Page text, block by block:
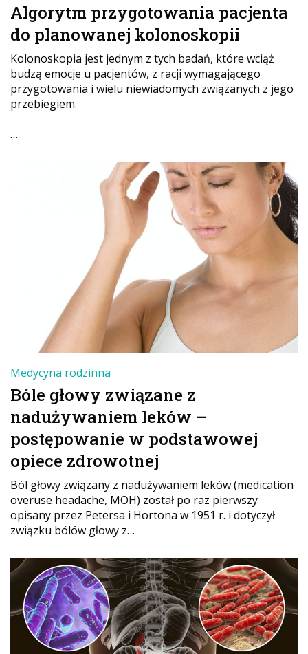
Algorytm przygotowania pacjenta
do planowanej kolonoskopii
Kolonoskopia jest jednym z tych badań, które wciąż
budzą emocje u pacjentów, z racji wymagającego
przygotowania i wielu niewiadomych związanych z jego
przebiegiem.
…
Medycyna rodzinna
Bóle głowy związane z
nadużywaniem leków –
postępowanie w podstawowej
opiece zdrowotnej
Ból głowy związany z nadużywaniem leków (medication
overuse headache, MOH) został po raz pierwszy
opisany przez Petersa i Hortona w 1951 r. i dotyczył
związku bólów głowy z…